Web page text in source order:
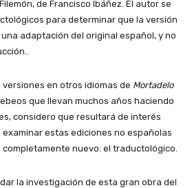
de Francisco Ibáñez. El autor se
para determinar que la versión
adaptación del original español, y no
en otros idiomas de Mortadelo
que llevan muchos años haciendo
considero que resultará de interés
estas ediciones no españolas
nuevo: el traductológico.
la investigación de esta gran obra del